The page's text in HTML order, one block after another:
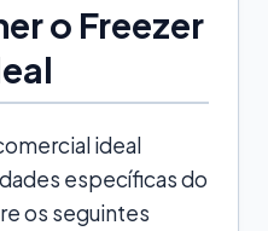
o Freezer
ideal
específicas do
os seguintes